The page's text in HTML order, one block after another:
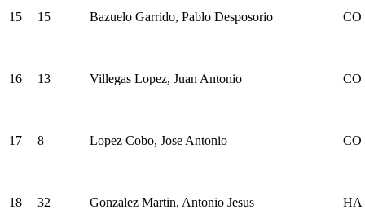
15 15 Bazuelo Garrido, Pablo Desposorio CO
16 13 Villegas Lopez, Juan Antonio CO
17 8 Lopez Cobo, Jose Antonio CO
18 32 Gonzalez Martin, Antonio Jesus HA